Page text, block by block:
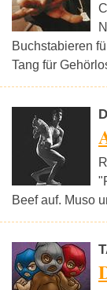
Buchstabieren
Tang für
Beef auf. Muso